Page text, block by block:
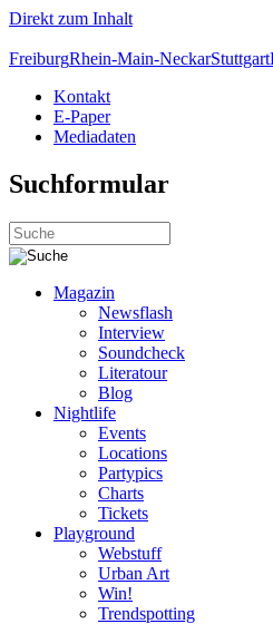
Direkt zum Inhalt
FreiburgRhein-Main-NeckarStuttgart
Kontakt
E-Paper
Mediadaten
Suchformular
Magazin
Newsflash
Interview
Soundcheck
Literatour
Blog
Nightlife
Events
Locations
Partypics
Charts
Tickets
Playground
Webstuff
Urban Art
Win!
Trendspotting